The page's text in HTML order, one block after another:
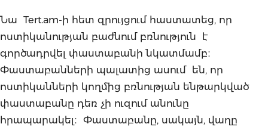
Նա Tert.am-ի հետ զրույցում հաստատեց, որ
ոստիկանության բաժնում բռնություն է
գործադրվել փաստաբանի նկատմամբ։
Փաստաբանների պալատից ասում են, որ
ոստիկանների կողմից բռնության ենթարկված
փաստաբանը դեռ չի ուզում անունը
հրապարակել։ Փաստաբանը, սակայն, վաղը